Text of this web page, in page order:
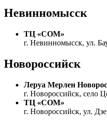
Невинномысск
ТЦ «СОМ»
г. Невинномысск, ул.
Новороссийск
Леруа Мерлен
г. Новороссийск, село
ТЦ «СОМ»
г. Новороссийск, ул.